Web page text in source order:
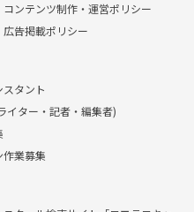
コンテンツ制作・運営ポリシー
広告掲載ポリシー
スタント
イター・記者・編集者)
作業募集